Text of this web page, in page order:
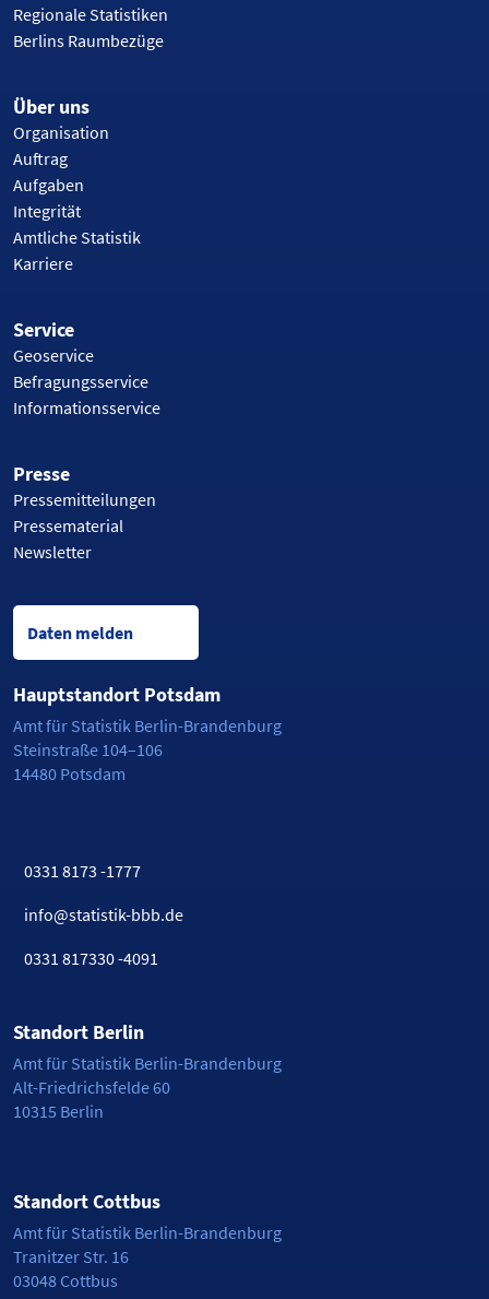
Regionale Statistiken
Berlins Raumbezüge
Über uns
Organisation
Auftrag
Aufgaben
Integrität
Amtliche Statistik
Karriere
Service
Geoservice
Befragungsservice
Informationsservice
Presse
Pressemitteilungen
Pressematerial
Newsletter
Daten melden
Hauptstandort Potsdam
Amt für Statistik Berlin-Brandenburg
Steinstraße 104–106
14480 Potsdam
0331 8173 -1777
info@statistik-bbb.de
0331 817330 -4091
Standort Berlin
Amt für Statistik Berlin-Brandenburg
Alt-Friedrichsfelde 60
10315 Berlin
Standort Cottbus
Amt für Statistik Berlin-Brandenburg
Tranitzer Str. 16
03048 Cottbus